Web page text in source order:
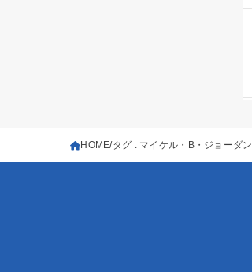
HOME タグ : マイケル・B・ジョーダン